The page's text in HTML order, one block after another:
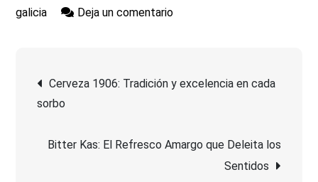
galicia
Deja un comentarioen
cervecera
inigualable
Navegación
de
entradas
Cerveza 1906: Tradición y excelencia en cada
sorbo
Bitter Kas: El Refresco Amargo que Deleita los
Sentidos